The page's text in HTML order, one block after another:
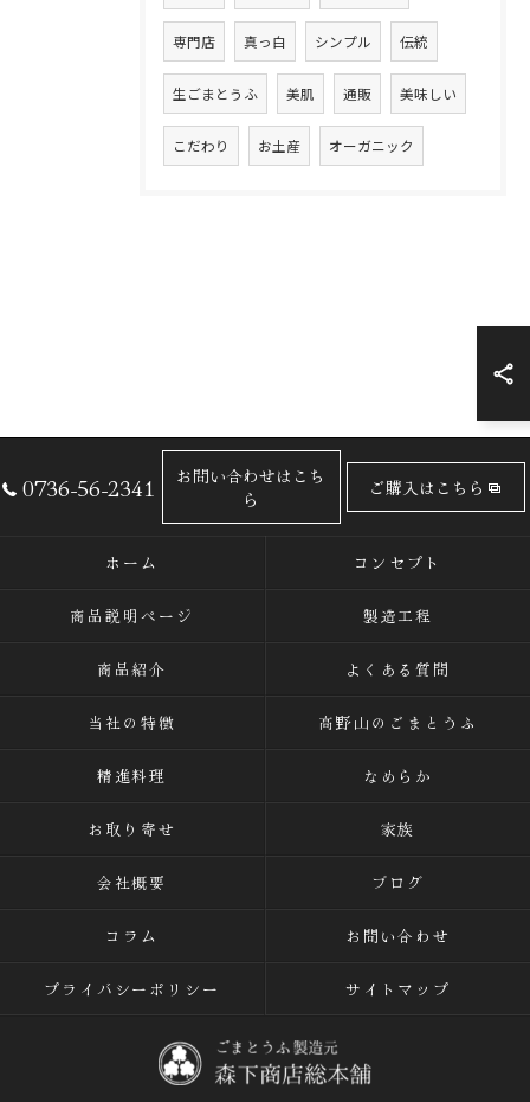
専門店 真っ白 シンプル 伝統
生ごまとうふ 美肌 通販 美味しい
こだわり お土産 オーガニック
0736-56-2341
お問い合わせはこち
ら
ご購入はこちら
ホーム コンセプト
商品説明ページ 製造工程
商品紹介 よくある質問
当社の特徴 高野山のごまとうふ
精進料理 なめらか
お取り寄せ 家族
会社概要 ブログ
コラム お問い合わせ
プライバシーポリシー サイトマップ